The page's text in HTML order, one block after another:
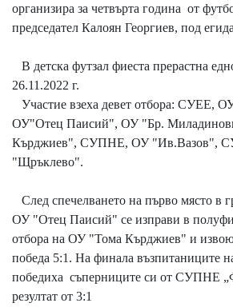
организира за четвърта година от
председател Калоян Георгиев, под
В детска футзал фиеста прерастна
26.11.2022 г.
Участие взеха девет отбора: СУЕЕ,
ОУ"Отец Паисий", ОУ "Бр.
Кърджиев", СУПНЕ, ОУ "Ив.Вазов",
"Щръклево".
След спечелването на първо място в
ОУ "Отец Паисий" се изправи в
отбора на ОУ "Тома Кърджиев" и
победа 5:1. На финала възпитаниците
победиха съперниците си от СУПНЕ
резултат от 3:1